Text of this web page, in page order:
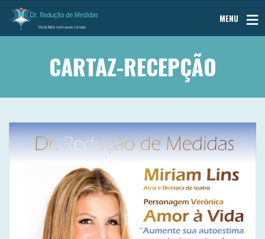
MENU
CARTAZ-RECEPÇÃO